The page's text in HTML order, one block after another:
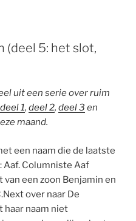
(deel 5: het slot,
uit een serie over ruim
deel 1, deel 2, deel 3 en
maand.
een naam die de laatste
Aaf. Columniste Aaf
een zoon Benjamin en
over naar De
haar naam niet